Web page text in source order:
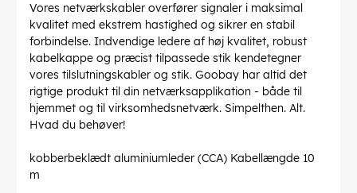
Vores netværkskabler overfører signaler i maksimal
kvalitet med ekstrem hastighed og sikrer en stabil
forbindelse. Indvendige ledere af høj kvalitet, robust
kabelkappe og præcist tilpassede stik kendetegner
vores tilslutningskabler og stik. Goobay har altid det
rigtige produkt til din netværksapplikation - både til
hjemmet og til virksomhedsnetværk. Simpelthen. Alt.
Hvad du behøver!
kobberbeklædt aluminiumleder (CCA) Kabellængde 10
m